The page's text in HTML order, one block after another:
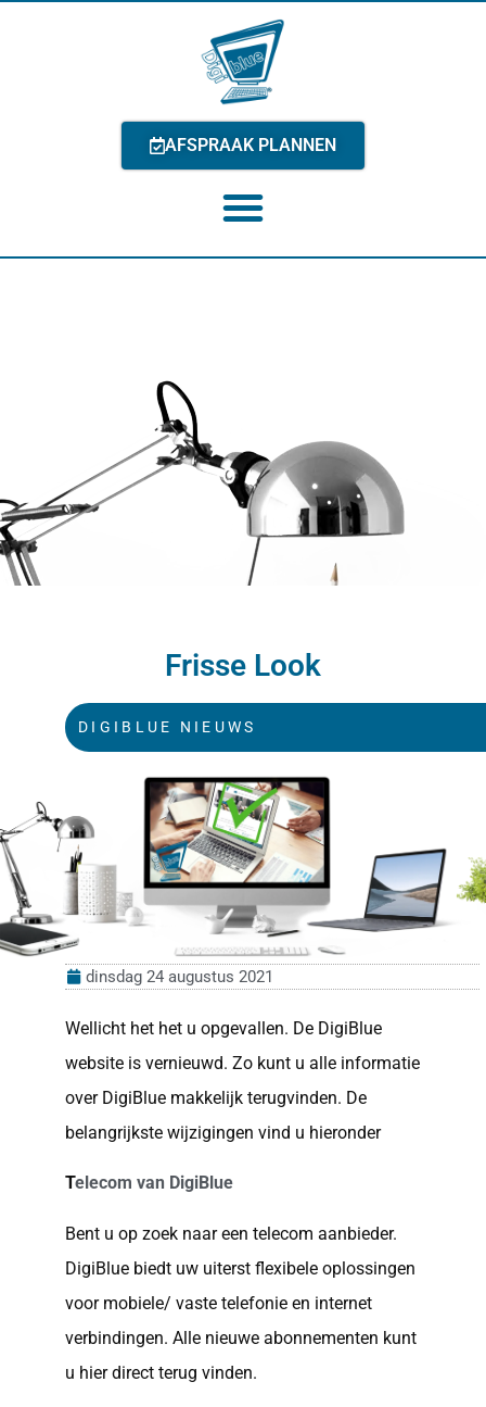
AFSPRAAK PLANNEN
Frisse Look
DIGIBLUE NIEUWS
dinsdag 24 augustus 2021
Wellicht het het u opgevallen. De DigiBlue
website is vernieuwd. Zo kunt u alle informatie
over DigiBlue makkelijk terugvinden. De
belangrijkste wijzigingen vind u hieronder
Telecom van DigiBlue
Bent u op zoek naar een telecom aanbieder.
DigiBlue biedt uw uiterst flexibele oplossingen
voor mobiele/ vaste telefonie en internet
verbindingen. Alle nieuwe abonnementen kunt
u hier direct terug vinden.